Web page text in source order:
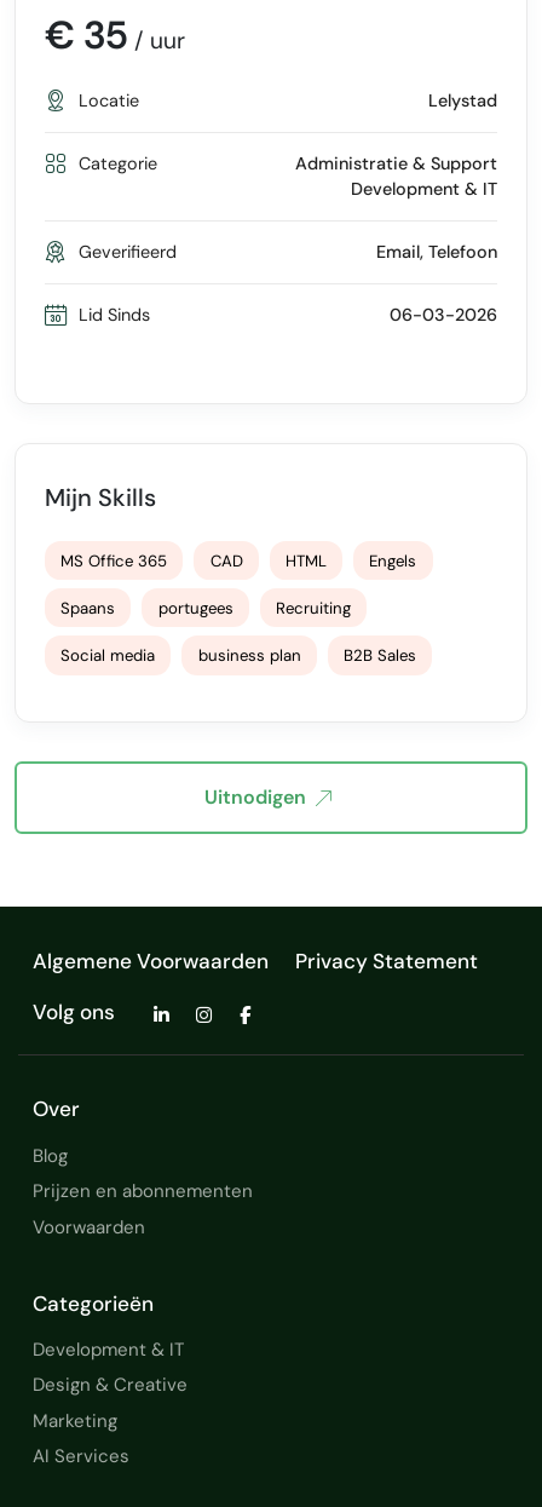
€ 35 / uur
Locatie Lelystad
Categorie
Administratie & Support
Development & IT
Geverifieerd Email, Telefoon
Lid Sinds 06-03-2026
Mijn Skills
MS Office 365 CAD HTML Engels
Spaans portugees Recruiting
Social media business plan B2B Sales
Uitnodigen
Algemene Voorwaarden
Privacy Statement
Volg ons
Over
Blog
Prijzen en abonnementen
Voorwaarden
Categorieën
Development & IT
Design & Creative
Marketing
AI Services